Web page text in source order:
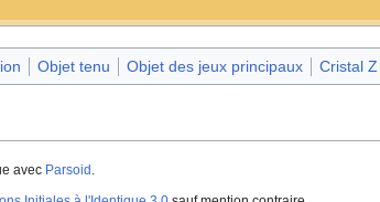
Objet tenu Objet des jeux principaux Cristal Z
avec Parsoid .